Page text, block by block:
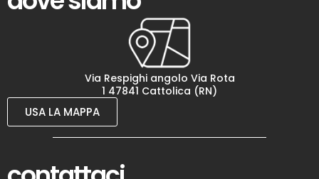
Via Respighi angolo Via Rota
1 47841 Cattolica (RN)
USA LA MAPPA